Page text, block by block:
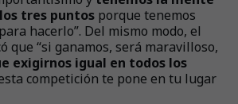
tres puntos porque tenemos
hacerlo”. Del mismo modo, el
que “si ganamos, será maravilloso,
exigirnos igual en todos los
competición te pone en tu lugar